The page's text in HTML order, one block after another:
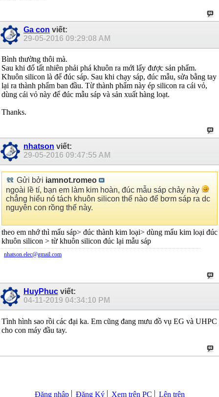
Ga con viết:
29-05-2016 09:29:08 AM
Bình thường thôi mà.
Sau khi đổ tất nhiên phải phá khuôn ra mới lấy được sản phẩm.
Khuôn silicon là để đúc sáp. Sau khi chạy sáp, đúc mẫu, sửa bằng tay
lại ra thành phẩm ban đầu. Từ thành phẩm này ép silicon ra cái vỏ,
dùng cái vỏ này để đúc mẫu sáp và sản xuất hàng loạt.
Thanks.
nhatson viết:
29-05-2016 09:47:55 AM
Gửi bởi iamnot.romeo
ngoài lề tí, bạn em làm kim hoàn, đúc mẫu sáp chảy này
chẳng hiểu nó tách khuôn silicon thế nào để bơm sáp ra dc
nguyên con rồng thế này.
theo em nhớ thì mẩu sáp> đúc thành kim loại> dùng mẩu kim loại đúc
khuôn silicon > từ khuôn silicon đúc lại mẫu sáp
nhatson.elec@gmail.com
HuyPhuc viết:
04-11-2019 04:34:10 PM
Tình hình sao rồi các đại ka. Em cũng đang mưu đồ vụ EG và UHPC
cho con máy đầu tay.
Đăng nhập Đăng Ký Xem trên PC Lên trên